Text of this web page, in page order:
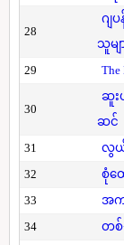
28
ဂျ
သူမ
29 The
30
ဆူး
ဆင်
31 လွယ်
32
စုံထ
33
အက
34
တစ်